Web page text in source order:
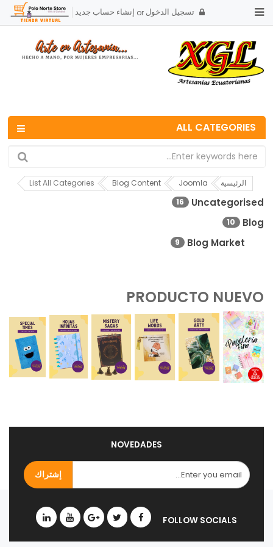
تسجيل الدخول or إنشاء حساب جديد
ALL CATEGORIES
الرئيسية Joomla
Blog Content
List All Categories
Uncategorised
16
Blog
10
Blog Market
9
PRODUCTO NUEVO
NOVEDADES